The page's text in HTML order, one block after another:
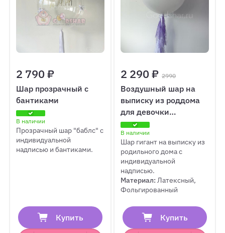
2 790 ₽
Шар прозрачный с
бантиками
В наличии
Прозрачный шар "баблс" с
индивидуальной
надписью и бантиками.
Купить
2 290 ₽ 2990
Воздушный шар на
выписку из роддома
для девочки
"Сиреневая
нежность"
В наличии
Шар гигант на выписку из
родильного дома с
индивидуальной
надписью.
Материал:Латексный,
Фольгированный
Купить